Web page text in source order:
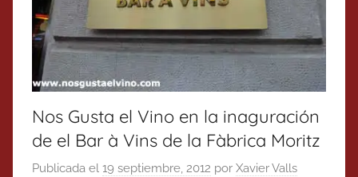
Nos Gusta el Vino en la inaguración
de el Bar à Vins de la Fàbrica Moritz
Publicada el 19 septiembre, 2012 por Xavier Valls